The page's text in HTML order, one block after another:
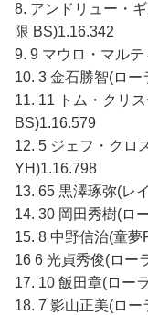
8. アンドリュー・
限 BS)1.16.342
9. 9 マウロ・マル
10. 3 金石勝智(ロ
11. 11 トム・クリ
BS)1.16.579
12. 5 ジェフ・クロ
YH)1.16.798
13. 65 黒澤琢弥(レ
14. 30 岡田秀樹(ロ
15. 8 中野信治(童
16 6 光貞秀俊(ロー
17. 10 飯田章(ロー
18. 7 影山正美(ロ